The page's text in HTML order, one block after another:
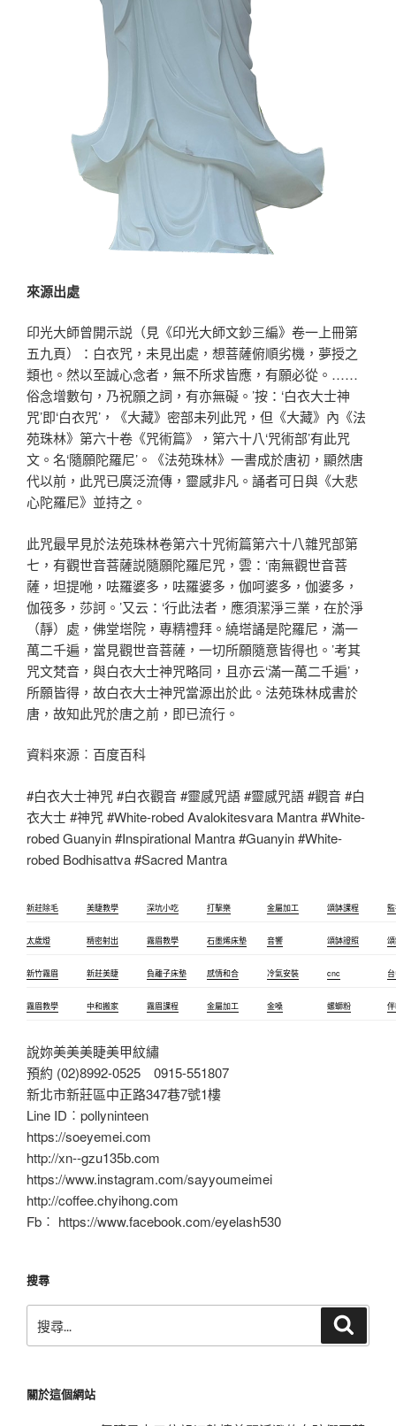
來源出處
印光大師曾開示説（見《印光大師文鈔三編》卷一上冊第
五九頁）：白衣咒，未見出處，想菩薩俯順劣機，夢授之
類也。然以至誠心念者，無不所求皆應，有願必從。……
俗念增數句，乃祝願之詞，有亦無礙。’按：‘白衣大士神
咒’即‘白衣咒’，《大藏》密部未列此咒，但《大藏》內《法
苑珠林》第六十卷《咒術篇》，第六十八‘咒術部’有此咒
文。名‘隨願陀羅尼’。《法苑珠林》一書成於唐初，顯然唐
代以前，此咒已廣泛流傳，靈感非凡。誦者可日與《大悲
心陀羅尼》並持之。
此咒最早見於法苑珠林卷第六十咒術篇第六十八雜咒部第
七，有觀世音菩薩説隨願陀羅尼咒，雲：‘南無觀世音菩
薩，坦提咃，呿羅婆多，呿羅婆多，伽呵婆多，伽婆多，
伽筏多，莎訶。’又云：‘行此法者，應須潔淨三業，在於淨
（靜）處，佛堂塔院，專精禮拜。繞塔誦是陀羅尼，滿一
萬二千遍，當見觀世音菩薩，一切所願隨意皆得也。’考其
咒文梵音，與白衣大士神咒略同，且亦云‘滿一萬二千遍’，
所願皆得，故白衣大士神咒當源出於此。法苑珠林成書於
唐，故知此咒於唐之前，即已流行。
資料來源︰百度百科
#白衣大士神咒 #白衣觀音 #靈感咒語 #靈感咒語 #觀音 #白
衣大士 #神咒 #White-robed Avalokitesvara Mantra #White-
robed Guanyin #Inspirational Mantra #Guanyin #White-
robed Bodhisattva #Sacred Mantra
新莊除毛 美睫教學 深坑小吃 打擊樂 金屬加工 頌缽課程
太歲燈 精密射出 霧眉教學 石墨烯床墊 音響 頌缽證照
新竹霧眉 新莊美睫 負離子床墊 感情和合 冷氣安裝 cnc
霧眉教學 中和搬家 霧眉課程 金屬加工 金嗓 螺螄粉
說妳美美美睫美甲紋繡
預約 (02)8992-0525 0915-551807
新北市新莊區中正路347巷7號1樓
Line ID︰pollyninteen
https://soeyemei.com
http://xn--gzu135b.com
https://www.instagram.com/sayyoumeimei
http://coffee.chyihong.com
Fb︰ https://www.facebook.com/eyelash530
搜尋
尋
字:
關於這個網站